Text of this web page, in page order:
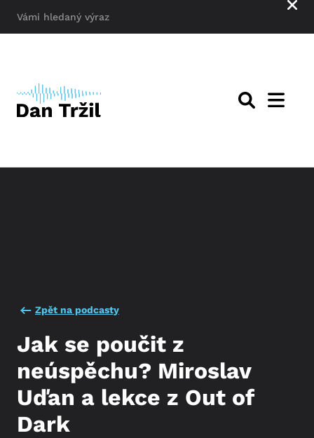
Zpět na podcasty
Jak se poučit z
neúspěchu? Miroslav
Uďan a lekce z Out of
Dark